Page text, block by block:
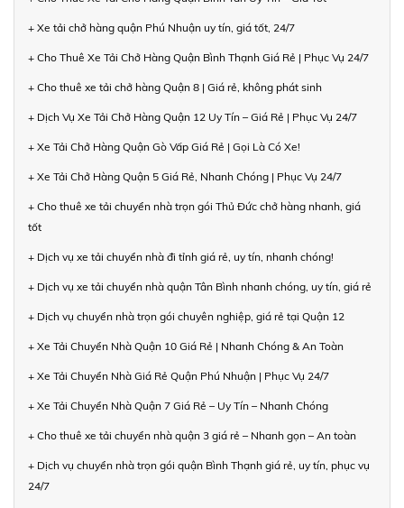
+ Xe tải chở hàng quận Phú Nhuận uy tín, giá tốt, 24/7
+ Cho Thuê Xe Tải Chở Hàng Quận Bình Thạnh Giá Rẻ | Phục Vụ 24/7
+ Cho thuê xe tải chở hàng Quận 8 | Giá rẻ, không phát sinh
+ Dịch Vụ Xe Tải Chở Hàng Quận 12 Uy Tín – Giá Rẻ | Phục Vụ 24/7
+ Xe Tải Chở Hàng Quận Gò Vấp Giá Rẻ | Gọi Là Có Xe!
+ Xe Tải Chở Hàng Quận 5 Giá Rẻ, Nhanh Chóng | Phục Vụ 24/7
+ Cho thuê xe tải chuyển nhà trọn gói Thủ Đức chở hàng nhanh, giá
tốt
+ Dịch vụ xe tải chuyển nhà đi tỉnh giá rẻ, uy tín, nhanh chóng!
+ Dịch vụ xe tải chuyển nhà quận Tân Bình nhanh chóng, uy tín, giá rẻ
+ Dịch vụ chuyển nhà trọn gói chuyên nghiệp, giá rẻ tại Quận 12
+ Xe Tải Chuyển Nhà Quận 10 Giá Rẻ | Nhanh Chóng & An Toàn
+ Xe Tải Chuyển Nhà Giá Rẻ Quận Phú Nhuận | Phục Vụ 24/7
+ Xe Tải Chuyển Nhà Quận 7 Giá Rẻ – Uy Tín – Nhanh Chóng
+ Cho thuê xe tải chuyển nhà quận 3 giá rẻ – Nhanh gọn – An toàn
+ Dịch vụ chuyển nhà trọn gói quận Bình Thạnh giá rẻ, uy tín, phục vụ
24/7